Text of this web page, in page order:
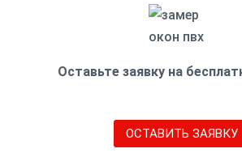
Оставьте заявку на
ОСТАВИТЬ ЗАЯВКУ